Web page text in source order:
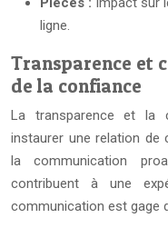
ligne.
Transparence et
de la confiance
La transparence et la
instaurer une relation de
la communication
contribuent à une
communication est gage